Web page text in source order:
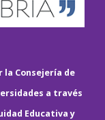
la Consejería de
a través
Educativa y